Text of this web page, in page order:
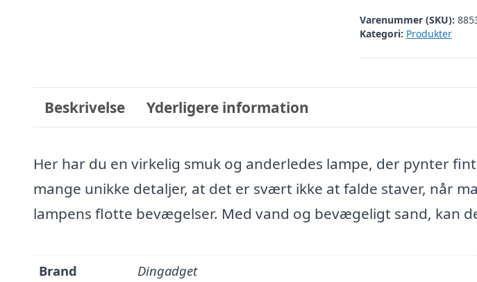
Varenummer (SKU):
Kategori: Produkter
Beskrivelse Yderligere information
Her har du en virkelig smuk og anderledes lampe, der pynter
mange unikke detaljer, at det er svært ikke at falde staver, når
lampens flotte bevægelser. Med vand og bevægeligt sand, kan
Brand Dingadget